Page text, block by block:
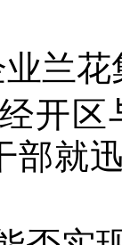
兰
开区
部就